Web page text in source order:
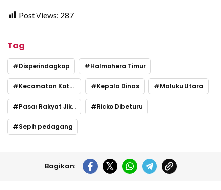
Post Views: 287
Tag
Disperindagkop Halmahera Timur
Kecamatan Kota Maba Kepala Dinas Maluku Utara
Pasar Rakyat Jiko Mobon Ricko Dibeturu
Sepih pedagang
Bagikan: